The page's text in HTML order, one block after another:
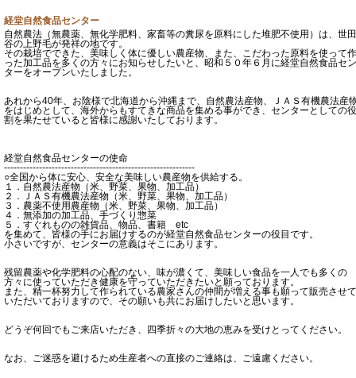
経堂自然食品センター
自然農法（無農薬、無化学肥料、家畜等の糞尿を原料にした堆肥不使用）は、世田
谷の上野毛が発祥の地です。
その栽培でできた、美味しく体に優しい農産物、また、こだわった原料を使って作
った加工品を多くの方々にお知らせしたいと、昭和５０年６月に経堂自然食品セン
ターをオープンいたしました。
あれから40年、お陰様で北海道から沖縄まで、自然農法産物、ＪＡＳ有機農法産
をはじめとして、海外からもすてきな商品を集める事ができ、センターとしての役
割を果たせていると皆様に感謝いたしております。
経堂自然食品センターの使命
------------------------------------------------------------
○全国から体に安心、安全な美味しい農産物を供給する。
１．自然農法産物（米、野菜、果物、加工品）
２．ＪＡＳ有機農法産物（米、野菜、果物、加工品）
３．農薬不使用農産物（米、野菜、果物、加工品）
４．無添加の加工品、手づくり惣菜
５．すぐれものの雑貨品、物品、書籍 etc
を集めて、皆様の手にお届けするのが経堂自然食品センターの役目です。
小さいですが、センターの意義はそこにあります。
残留農薬や化学肥料の心配のない、味が濃くて、美味しい食品を一人でも多くの
方々に使っていただき健康を守っていただきたいと願っております。
また、精一杯努力して作られている農家さんの仲間が増える事も願って販売させて
いただいておりますので、その願いも共にお届けしたいと思います。
どうぞ何回でもご来店いただき、四季折々の大地の恵みを受けとってください。
なお、ご迷惑を避けるため生産者への直接のご連絡は、ご遠慮ください。